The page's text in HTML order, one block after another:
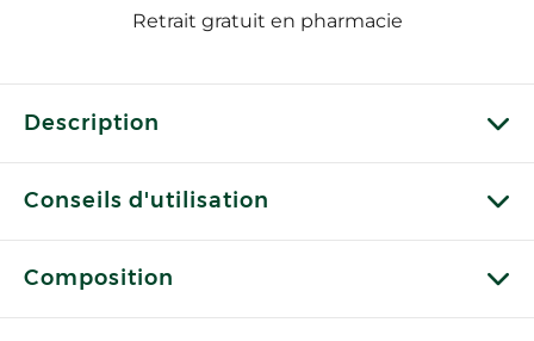
Retrait gratuit en pharmacie
Description
Conseils d'utilisation
Composition